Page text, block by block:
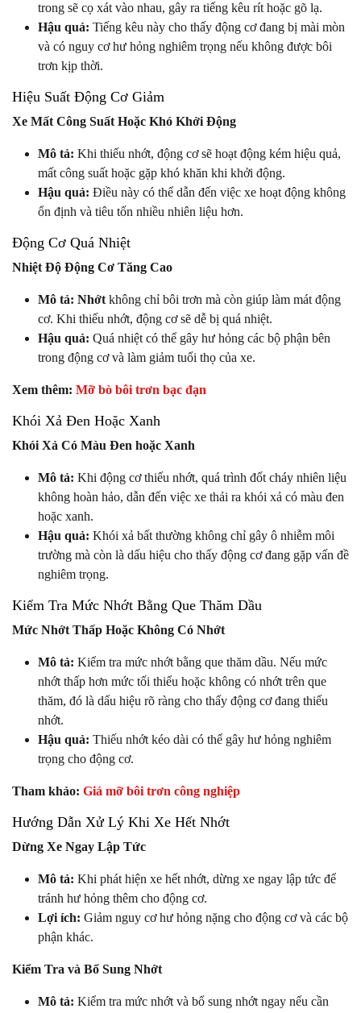
trong sẽ cọ xát vào nhau, gây ra tiếng kêu rít hoặc gõ lạ.
Hậu quả: Tiếng kêu này cho thấy động cơ đang bị mài mòn
và có nguy cơ hư hỏng nghiêm trọng nếu không được bôi
trơn kịp thời.
Hiệu Suất Động Cơ Giảm
Xe Mất Công Suất Hoặc Khó Khởi Động
Mô tả: Khi thiếu nhớt, động cơ sẽ hoạt động kém hiệu quả,
mất công suất hoặc gặp khó khăn khi khởi động.
Hậu quả: Điều này có thể dẫn đến việc xe hoạt động không
ổn định và tiêu tốn nhiều nhiên liệu hơn.
Động Cơ Quá Nhiệt
Nhiệt Độ Động Cơ Tăng Cao
Mô tả: Nhớt không chỉ bôi trơn mà còn giúp làm mát động
cơ. Khi thiếu nhớt, động cơ sẽ dễ bị quá nhiệt.
Hậu quả: Quá nhiệt có thể gây hư hỏng các bộ phận bên
trong động cơ và làm giảm tuổi thọ của xe.
Xem thêm: Mỡ bò bôi trơn bạc đạn
Khói Xả Đen Hoặc Xanh
Khói Xả Có Màu Đen hoặc Xanh
Mô tả: Khi động cơ thiếu nhớt, quá trình đốt cháy nhiên liệu
không hoàn hảo, dẫn đến việc xe thải ra khói xả có màu đen
hoặc xanh.
Hậu quả: Khói xả bất thường không chỉ gây ô nhiễm môi
trường mà còn là dấu hiệu cho thấy động cơ đang gặp vấn đề
nghiêm trọng.
Kiểm Tra Mức Nhớt Bằng Que Thăm Dầu
Mức Nhớt Thấp Hoặc Không Có Nhớt
Mô tả: Kiểm tra mức nhớt bằng que thăm dầu. Nếu mức
nhớt thấp hơn mức tối thiểu hoặc không có nhớt trên que
thăm, đó là dấu hiệu rõ ràng cho thấy động cơ đang thiếu
nhớt.
Hậu quả: Thiếu nhớt kéo dài có thể gây hư hỏng nghiêm
trọng cho động cơ.
Tham khảo: Giá mỡ bôi trơn công nghiệp
Hướng Dẫn Xử Lý Khi Xe Hết Nhớt
Dừng Xe Ngay Lập Tức
Mô tả: Khi phát hiện xe hết nhớt, dừng xe ngay lập tức để
tránh hư hỏng thêm cho động cơ.
Lợi ích: Giảm nguy cơ hư hỏng nặng cho động cơ và các bộ
phận khác.
Kiểm Tra và Bổ Sung Nhớt
Mô tả: Kiểm tra mức nhớt và bổ sung nhớt ngay nếu cần